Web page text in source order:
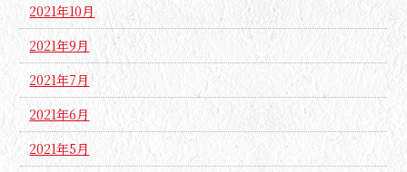
2021年10月
2021年9月
2021年7月
2021年6月
2021年5月